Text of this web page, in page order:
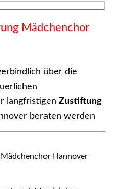
Mädchenchor
über die
langfristigen Zustiftung
beraten werden
Hannover